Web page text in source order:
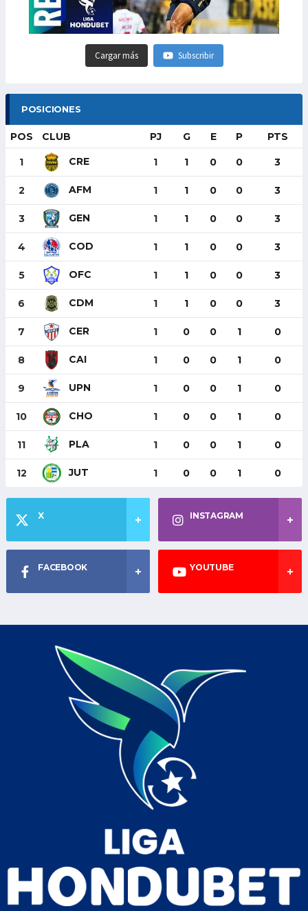
Cargar más Subscribir
POSICIONES
POS CLUB PJ G E P PTS
1 CRE 1 1 0 0 3
2 AFM 1 1 0 0 3
3 GEN 1 1 0 0 3
4 COD 1 1 0 0 3
5 OFC 1 1 0 0 3
6 CDM 1 1 0 0 3
7 CER 1 0 0 1 0
8 CAI 1 0 0 1 0
9 UPN 1 0 0 1 0
10 CHO 1 0 0 1 0
11 PLA 1 0 0 1 0
12 JUT 1 0 0 1 0
X INSTAGRAM
FACEBOOK YOUTUBE